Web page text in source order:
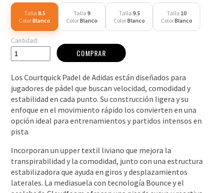
Talla 8.5
ColorBlanco
Talla 9
ColorBlanco
Talla 9.5
ColorBlanco
Talla 10
ColorBlanco
Cantidad:
COMPRAR
Los Courtquick Padel de Adidas están diseñados para
jugadores de pádel que buscan velocidad, comodidad y
estabilidad en cada punto. Su construcción ligera y su
enfoque en el movimiento rápido los convierten en una
opción ideal para entrenamientos y partidos intensos en
pista.
Incorporan un upper textil liviano que mejora la
transpirabilidad y la comodidad, junto con una estructura
estabilizadora que ayuda en giros y desplazamientos
laterales. La mediasuela con tecnología Bounce y el